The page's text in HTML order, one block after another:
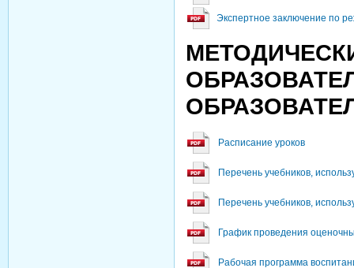
Экспертное заключение по
Расписание уроков
Перечень учебников,
Перечень учебников,
График проведения
Рабочая программа